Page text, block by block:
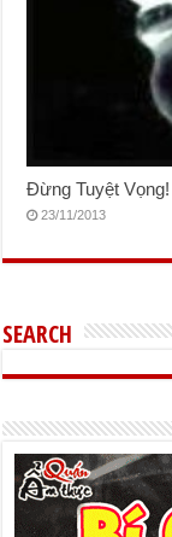
Đừng Tuyệt Vọng!
23/11/2013
SEARCH